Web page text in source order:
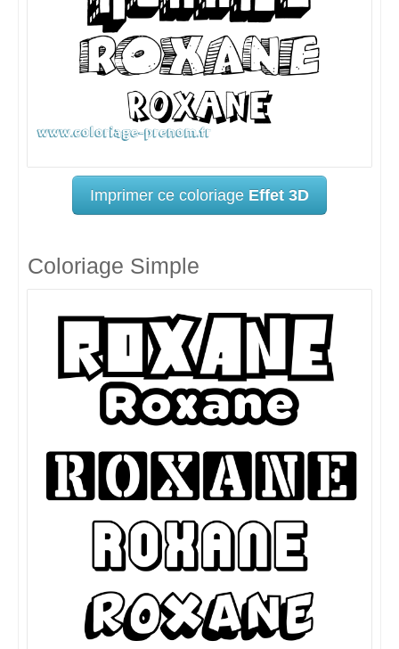
Imprimer ce coloriage Effet 3D
Coloriage Simple